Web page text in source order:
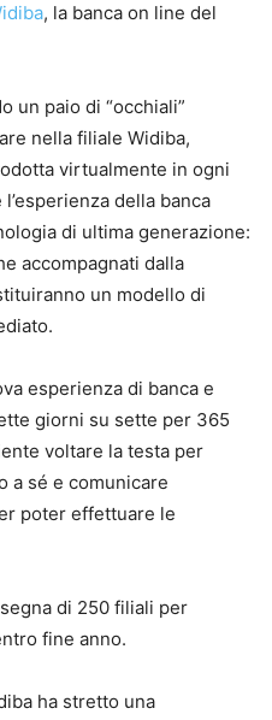
, la banca on line del
un paio di “occhiali”
nella filiale Widiba,
virtualmente in ogni
della banca
di ultima generazione:
accompagnati dalla
un modello di
esperienza di banca e
giorni su sette per 365
voltare la testa per
a sé e comunicare
poter effettuare le
di 250 filiali per
fine anno.
ha stretto una